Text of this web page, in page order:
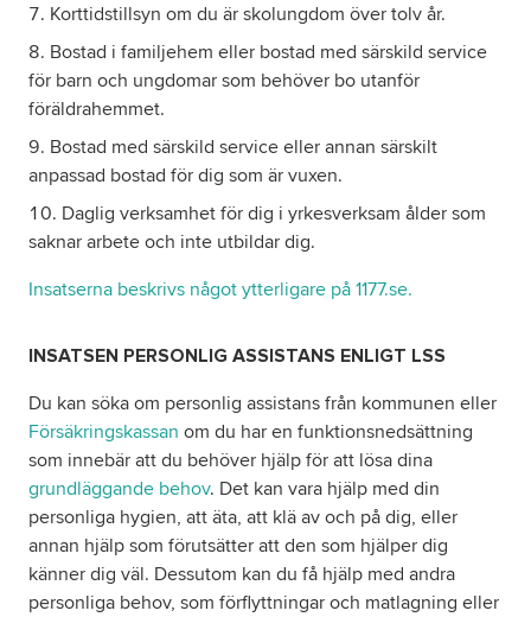
Korttidstillsyn om du är skolungdom över tolv år.
Bostad i familjehem eller bostad med särskild service
för barn och ungdomar som behöver bo utanför
föräldrahemmet.
Bostad med särskild service eller annan särskilt
anpassad bostad för dig som är vuxen.
Daglig verksamhet för dig i yrkesverksam ålder som
saknar arbete och inte utbildar dig.
Insatserna beskrivs något ytterligare på 1177.se.
INSATSEN PERSONLIG ASSISTANS ENLIGT LSS
Du kan söka om personlig assistans från kommunen eller
Försäkringskassan om du har en funktionsnedsättning
som innebär att du behöver hjälp för att lösa dina
grundläggande behov. Det kan vara hjälp med din
personliga hygien, att äta, att klä av och på dig, eller
annan hjälp som förutsätter att den som hjälper dig
känner dig väl. Dessutom kan du få hjälp med andra
personliga behov, som förflyttningar och matlagning eller